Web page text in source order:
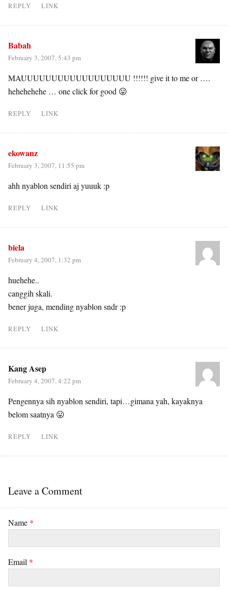
REPLY LINK
Babah
February 3, 2007, 5:43 pm
MAUUUUUUUUUUUUUUUUUU !!!!!! give it to me or ….
hehehehehe … one click for good 😛
REPLY LINK
ekowanz
February 3, 2007, 11:55 pm
ahh nyablon sendiri aj yuuuk :p
REPLY LINK
biela
February 4, 2007, 1:32 pm
huehehe..
canggih skali.
bener juga, mending nyablon sndr :p
REPLY LINK
Kang Asep
February 4, 2007, 4:22 pm
Pengennya sih nyablon sendiri, tapi…gimana yah, kayaknya
belom saatnya 😛
REPLY LINK
Leave a Comment
Name *
Email *